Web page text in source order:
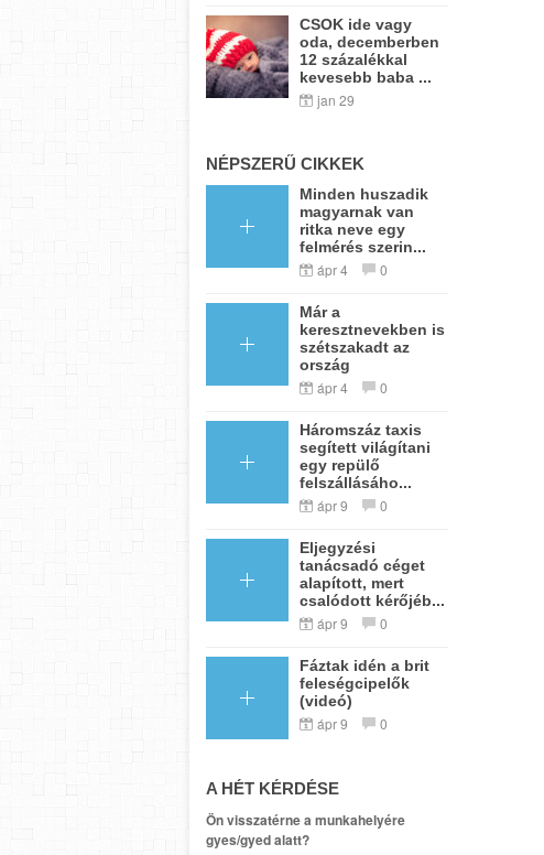
CSOK ide vagy
oda, decemberben
12 százalékkal
kevesebb baba ...
jan 29
NÉPSZERŰ CIKKEK
Minden huszadik
magyarnak van
ritka neve egy
felmérés szerin...
ápr 4 0
Már a
keresztnevekben is
szétszakadt az
ország
ápr 4 0
Háromszáz taxis
segített világítani
egy repülő
felszállásáho...
ápr 9 0
Eljegyzési
tanácsadó céget
alapított, mert
csalódott kérőjéb...
ápr 9 0
Fáztak idén a brit
feleségcipelők
(videó)
ápr 9 0
A HÉT KÉRDÉSE
Ön visszatérne a munkahelyére
gyes/gyed alatt?